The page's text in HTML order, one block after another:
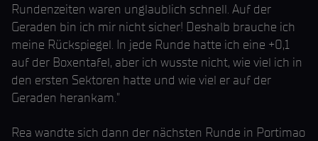
Rundenzeiten waren unglaublich schnell. Auf der
Geraden bin ich mir nicht sicher! Deshalb brauche ich
meine Rückspiegel. In jede Runde hatte ich eine +0,1
auf der Boxentafel, aber ich wusste nicht, wie viel ich in
den ersten Sektoren hatte und wie viel er auf der
Geraden herankam."
Rea wandte sich dann der nächsten Runde in Portimao